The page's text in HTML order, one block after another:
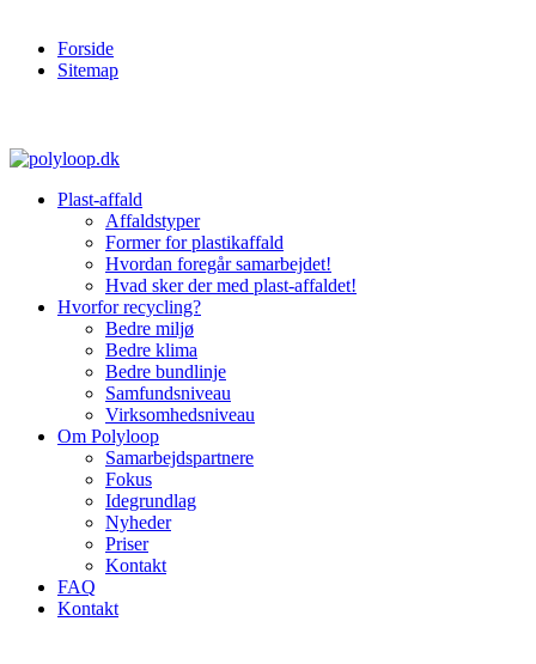
Forside
Sitemap
Plast-affald
Affaldstyper
Former for plastikaffald
Hvordan foregår samarbejdet!
Hvad sker der med plast-affaldet!
Hvorfor recycling?
Bedre miljø
Bedre klima
Bedre bundlinje
Samfundsniveau
Virksomhedsniveau
Om Polyloop
Samarbejdspartnere
Fokus
Idegrundlag
Nyheder
Priser
Kontakt
FAQ
Kontakt